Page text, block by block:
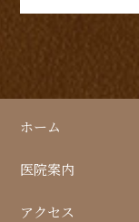
ホーム
医院案内
アクセス